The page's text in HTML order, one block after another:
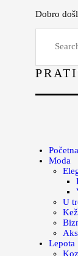
Dobro
Početna
Moda
U
Lepota